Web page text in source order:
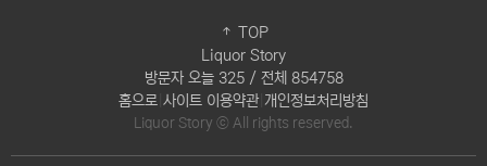
Liquor Story
TOP
방문자 오늘 325 / 전체 854758
홈으로 사이트 이용약관| 개인정보처리방침
Liquor Story ⓒ All rights reserved.